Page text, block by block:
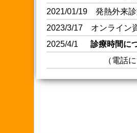
2021/01/19 発熱外来
2023/3/17 オンライン
2025/4/1 診療時間に
（電話にてお問